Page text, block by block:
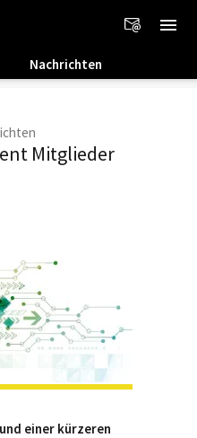
Nachrichten
Mitglieder
einer kürzeren